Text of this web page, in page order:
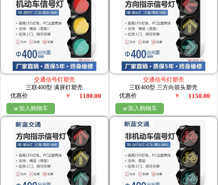
交通信号灯塑壳
三联400型 满屏灯塑壳
优惠价
￥ 1180.00
加入购物车
交通信号灯塑壳
三联400型 三方向箭头塑壳
优惠价
￥ 1150.00
加入购物车